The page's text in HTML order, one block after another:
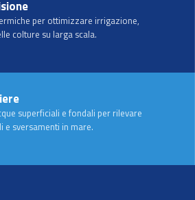
per ottimizzare irrigazione,
colture su larga scala.
superficiali e fondali per rilevare
sversamenti in mare.